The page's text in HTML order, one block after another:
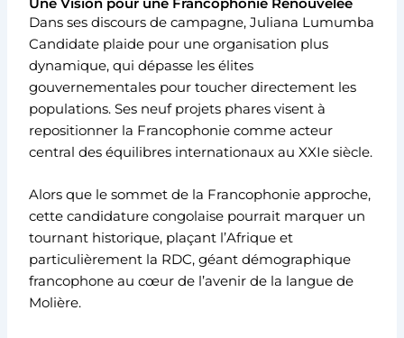
Une Vision pour une Francophonie Renouvelée
Dans ses discours de campagne, Juliana Lumumba
Candidate plaide pour une organisation plus
dynamique, qui dépasse les élites
gouvernementales pour toucher directement les
populations. Ses neuf projets phares visent à
repositionner la Francophonie comme acteur
central des équilibres internationaux au XXIe siècle.
Alors que le sommet de la Francophonie approche,
cette candidature congolaise pourrait marquer un
tournant historique, plaçant l’Afrique et
particulièrement la RDC, géant démographique
francophone au cœur de l’avenir de la langue de
Molière.